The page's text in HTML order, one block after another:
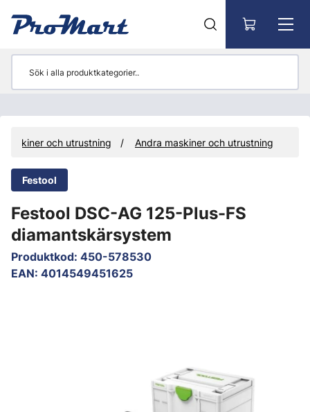
Maskiner och utrustning Andra maskiner och utrustning
Festool
Festool DSC-AG 125-Plus-FS
diamantskärsystem
Produktkod: 450-578530
EAN: 4014549451625